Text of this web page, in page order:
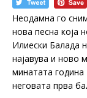
Неодамна го
нова песна која
Илиески Балада
најавува и ново
минатата година
неговата прва